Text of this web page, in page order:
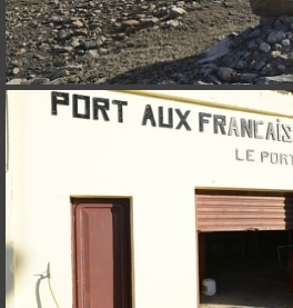
_0FP3715